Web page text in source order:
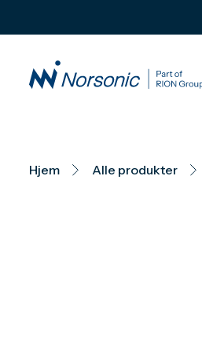
Hjem Alle produkter